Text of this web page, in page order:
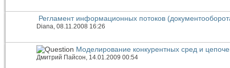
Регламент информационных потоков
Diana, 08.11.2008 16:26
Моделирование конкурентных сред и
Дмитрий Пайсон , 14.01.2009 00:54